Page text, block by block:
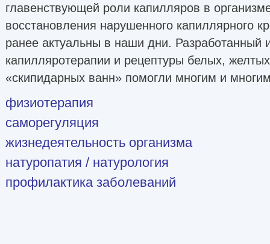
главенствующей роли капилляров в
восстановления нарушенного капиллярного
ранее актуальны в наши дни. Разработанный
капилляротерапии и рецептуры белых,
«скипидарных ванн» помогли многим и
физиотерапия
саморегуляция
жизнедеятельность организма
натуропатия / натурология
профилактика заболеваний